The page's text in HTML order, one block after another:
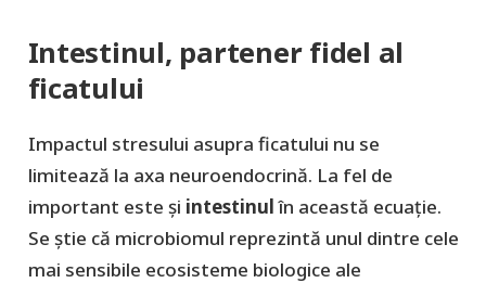
Intestinul, partener fidel al
ficatului
Impactul stresului asupra ficatului nu se
limitează la axa neuroendocrină. La fel de
important este şi intestinulîn această ecuaţie.
Se ştie că microbiomul reprezintă unul dintre cele
mai sensibile ecosisteme biologice ale